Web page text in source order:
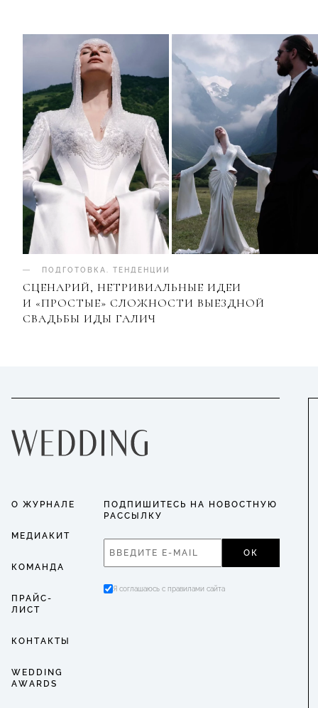
ПОДГОТОВКА ТЕНДЕНЦИИ
СЦЕНАРИЙ, НЕТРИВИАЛЬНЫЕ ИДЕИ
И «ПРОСТЫЕ» СЛОЖНОСТИ ВЫЕЗДНОЙ
СВАДЬБЫ ИДЫ ГАЛИЧ
О ЖУРНАЛЕ
МЕДИАКИТ
КОМАНДА
ПРАЙС-
ЛИСТ
КОНТАКТЫ
WEDDING
AWARDS
ПОДПИШИТЕСЬ НА НОВОСТНУЮ
РАССЫЛКУ
ОК
Я соглашаюсь с правилами сайта